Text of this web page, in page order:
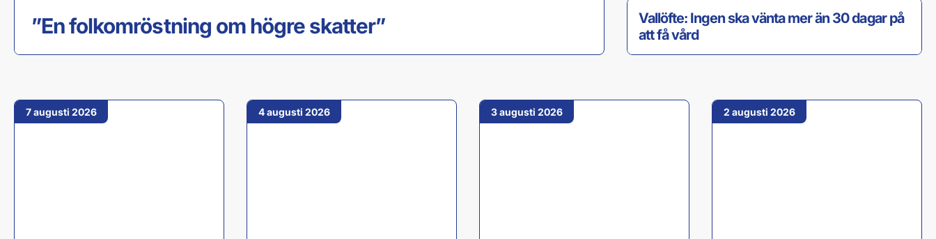
”En folkomröstning om högre skatter”
5 augusti 2026
Vallöfte: Ingen ska vänta mer än 30 dagar på
att få vård
7 augusti 2026 4 augusti 2026 3 augusti 2026 2 augusti 2026